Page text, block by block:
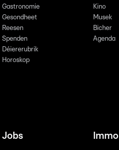
Gastronomie
Gesondheet
Reesen
Spenden
Déiererubrik
Horoskop
Kino
Musek
Bicher
Agenda
Jobs Immo